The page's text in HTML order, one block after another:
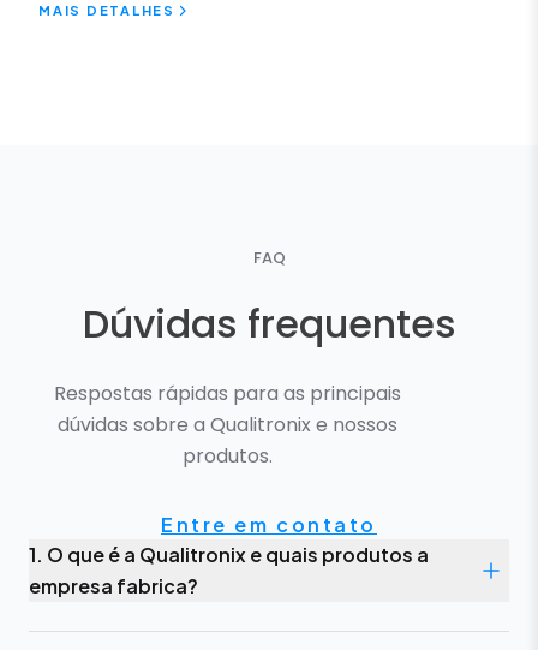
MAIS DETALHES
FAQ
Dúvidas frequentes
Respostas rápidas para as principais
dúvidas sobre a Qualitronix e nossos
produtos.
Entre em contato
1. O que é a Qualitronix e quais produtos a
empresa fabrica?